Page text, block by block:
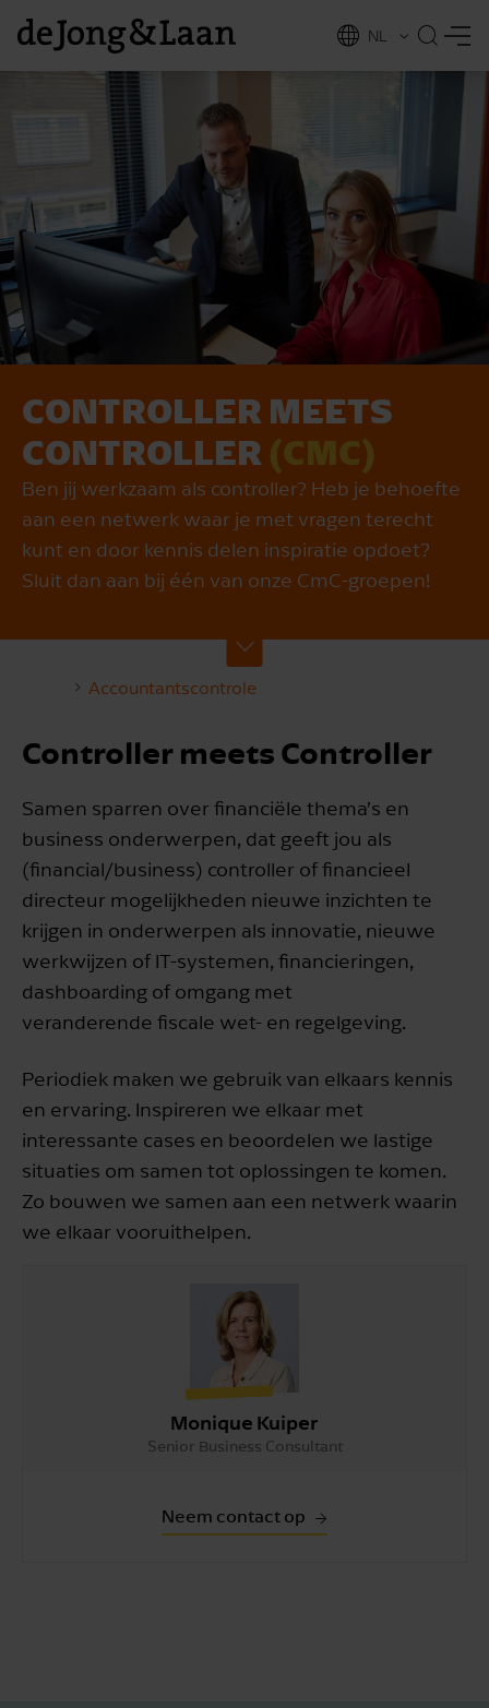
NL
CONTROLLER MEETS
CONTROLLER (CMC)
Ben jij werkzaam als controller? Heb je behoefte
aan een netwerk waar je met vragen terecht
kunt en door kennis delen inspiratie opdoet?
Sluit dan aan bij één van onze CmC-groepen!
Accountants­controle
Controller meets Controller
Samen sparren over financiële thema’s en
business onderwerpen, dat geeft jou als
(financial/business) controller of financieel
directeur mogelijkheden nieuwe inzichten te
krijgen in onderwerpen als innovatie, nieuwe
werkwijzen of IT-systemen, financieringen,
dashboarding of omgang met
veranderende fiscale wet- en regelgeving.
Periodiek maken we gebruik van elkaars kennis
en ervaring. Inspireren we elkaar met
interessante cases en beoordelen we lastige
situaties om samen tot oplossingen te komen.
Zo bouwen we samen aan een netwerk waarin
we elkaar vooruithelpen.
Monique Kuiper
Senior Business Consultant
Neem contact op